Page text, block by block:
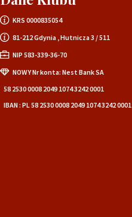
KRS 0000835054
81-212 Gdynia , Hutnicza 3 / 511
NIP 583-339-36-70
NOWY Nr konta: Nest Bank SA
58 2530 0008 2049 1074 3242 0001
IBAN : PL 58 2530 0008 2049 1074 3242 0001